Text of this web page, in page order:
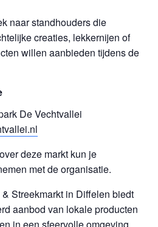
naar standhouders die
creaties, lekkernijen of
willen aanbieden tijdens de
De Vechtvallei
deze markt kun je
met de organisatie.
Streekmarkt in Diffelen biedt
aanbod van lokale producten